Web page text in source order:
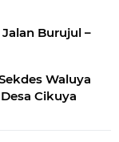
Burujul –
Waluya
Cikuya